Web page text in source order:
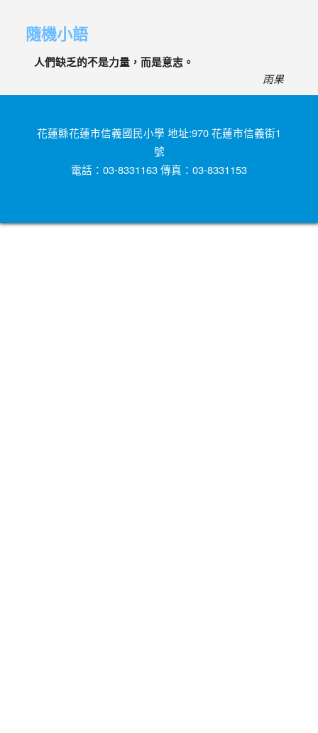
隨機小語
人們缺乏的不是力量，而是意志。
雨果
花蓮縣花蓮市信義國民小學 地址:970 花蓮市信義街1
號
電話：03-8331163 傳真：03-8331153